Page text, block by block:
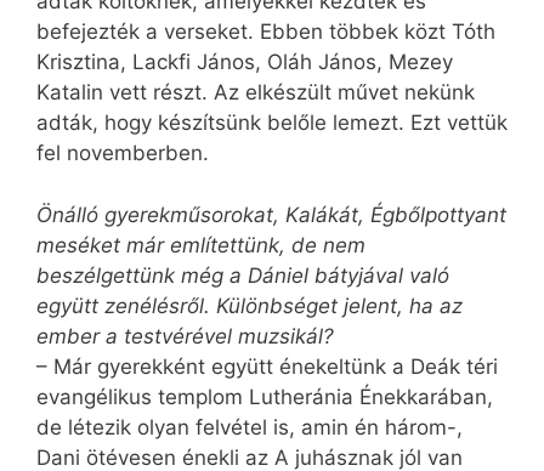
befejezték a verseket. Ebben többek közt Tóth
Krisztina, Lackfi János, Oláh János, Mezey
Katalin vett részt. Az elkészült művet nekünk
adták, hogy készítsünk belőle lemezt. Ezt vettük
fel novemberben.
Önálló gyerekműsorokat, Kalákát, Égbőlpottyant
meséket már említettünk, de nem
beszélgettünk még a Dániel bátyjával való
együtt zenélésről. Különbséget jelent, ha az
ember a testvérével muzsikál?
– Már gyerekként együtt énekeltünk a Deák téri
evangélikus templom Lutheránia Énekkarában,
de létezik olyan felvétel is, amin én három-,
Dani ötévesen énekli az A juhásznak jól van